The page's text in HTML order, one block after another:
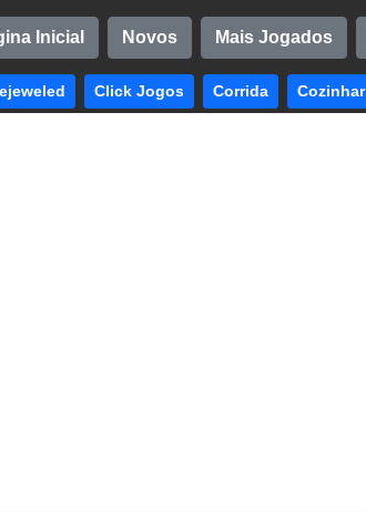
Inicial Novos Mais Jogados
Click Jogos Corrida Cozinhar